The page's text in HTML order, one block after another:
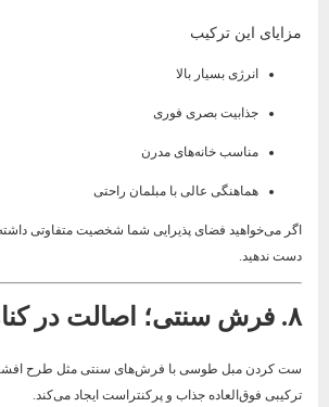
مزایای این ترکیب
انرژی بسیار بالا
جذابیت بصری فوری
مناسب خانه‌های مدرن
هماهنگی عالی با مبلمان راحتی
اگر می‌خواهید فضای پذیرایی شما شخصیت متفاوتی داشته
دست ندهید.
۸. فرش سنتی؛ اصالت در کنار مدرنیته
ست کردن مبل طوسی با فرش‌های سنتی مثل طرح افشان،
ترکیبی فوق‌العاده جذاب و پرکنتراست ایجاد می‌کند.